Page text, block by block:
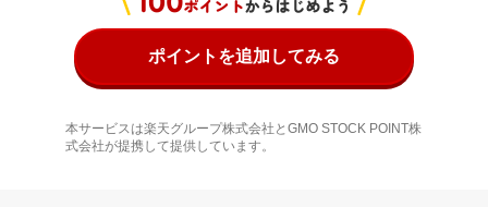
ポイントを追加してみる
本サービスは楽天グループ株式会社とGMO STOCK POINT株
式会社が提携して提供しています。